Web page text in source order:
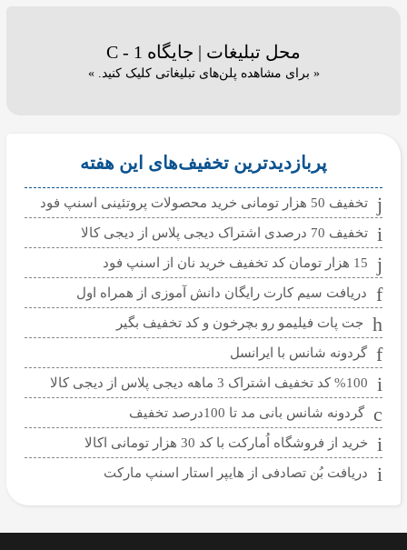
محل تبلیغات | جایگاه C - 1
« برای مشاهده پلن‌های تبلیغاتی کلیک کنید. »
پربازدیدترین تخفیف‌های این هفته
تخفیف 50 هزار تومانی خرید محصولات پروتئینی اسنپ فود
تخفیف 70 درصدی اشتراک دیجی پلاس از دیجی کالا
15 هزار تومان کد تخفیف خرید نان از اسنپ فود
دریافت سیم کارت رایگان دانش آموزی از همراه اول
جت پات فیلیمو رو بچرخون و کد تخفیف بگیر
گردونه شانس با ایرانسل
%100 کد تخفیف اشتراک 3 ماهه دیجی پلاس از دیجی کالا
گردونه شانس بانی مد تا 100درصد تخفیف
خرید از فروشگاه اُمارکت با کد 30 هزار تومانی اکالا
دریافت بُن تصادفی از هایپر استار اسنپ مارکت